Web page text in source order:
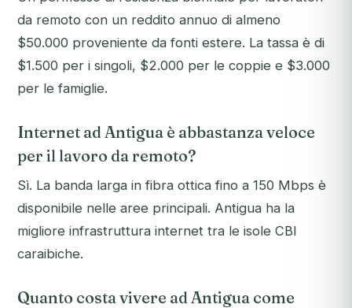
da remoto con un reddito annuo di almeno
$50.000 proveniente da fonti estere. La tassa è di
$1.500 per i singoli, $2.000 per le coppie e $3.000
per le famiglie.
Internet ad Antigua è abbastanza veloce
per il lavoro da remoto?
Sì. La banda larga in fibra ottica fino a 150 Mbps è
disponibile nelle aree principali. Antigua ha la
migliore infrastruttura internet tra le isole CBI
caraibiche.
Quanto costa vivere ad Antigua come